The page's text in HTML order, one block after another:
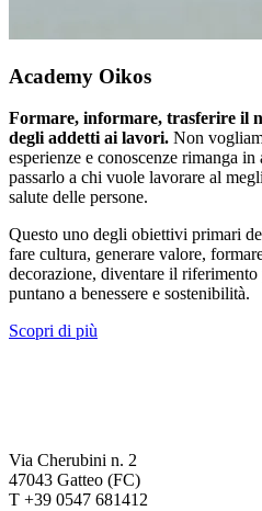
Academy Oikos
Formare, informare, trasferire il
degli addetti ai lavori. Non
esperienze e conoscenze rimanga
passarlo a chi vuole lavorare al
salute delle persone.
Questo uno degli obiettivi primari
fare cultura, generare valore,
decorazione, diventare il
puntano a benessere e sostenibilità.
Scopri di più
Via Cherubini n. 2
47043 Gatteo (FC)
T +39 0547 681412